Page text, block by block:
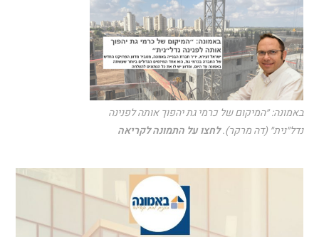
באמונה: ״המיקום של כרמי גת יהפוך אותה לפנינה
נדל״נית״ (דה מרקר).לחצו על התמונה לקריאה